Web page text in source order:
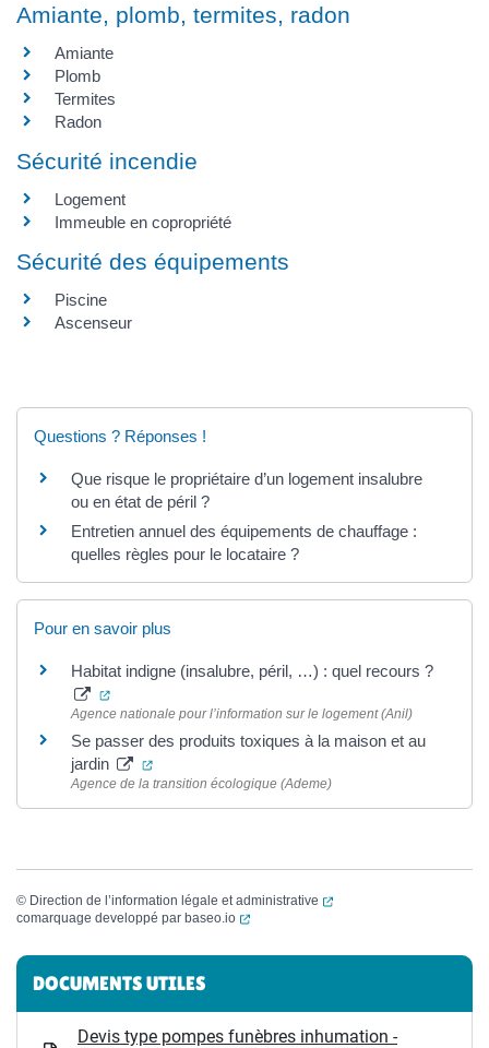
Amiante, plomb, termites, radon
Amiante
Plomb
Termites
Radon
Sécurité incendie
Logement
Immeuble en copropriété
Sécurité des équipements
Piscine
Ascenseur
Questions ? Réponses !
Que risque le propriétaire d’un logement insalubre
ou en état de péril ?
Entretien annuel des équipements de chauffage :
quelles règles pour le locataire ?
Pour en savoir plus
Habitat indigne (insalubre, péril, …) : quel recours ?
(ouverture dans un nouvel onglet)
Agence nationale pour l’information sur le logement (Anil)
Se passer des produits toxiques à la maison et au
jardin
(ouverture dans un nouvel onglet)
Agence de la transition écologique (Ademe)
© Direction de l’information légale et administrative
(ouverture dans un
comarquage developpé par baseo.io (ouverture dans un nouvel onglet)
Informations complémentaires
DOCUMENTS UTILES
Devis type pompes funèbres inhumation -